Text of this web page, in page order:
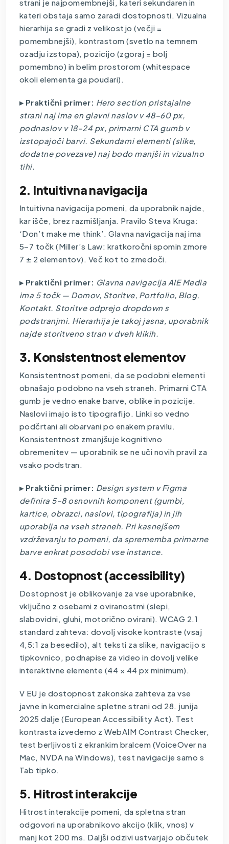
strani je najpomembnejši, kateri sekundaren in
kateri obstaja samo zaradi dostopnosti. Vizualna
hierarhija se gradi z velikostjo (večji =
pomembnejši), kontrastom (svetlo na temnem
ozadju izstopa), pozicijo (zgoraj = bolj
pomembno) in belim prostorom (whitespace
okoli elementa ga poudari).
▸ Praktični primer: Hero section pristajalne
strani naj ima en glavni naslov v 48–60 px,
podnaslov v 18–24 px, primarni CTA gumb v
izstopajoči barvi. Sekundarni elementi (slike,
dodatne povezave) naj bodo manjši in vizualno
tihi.
2. Intuitivna navigacija
Intuitivna navigacija pomeni, da uporabnik najde,
kar išče, brez razmišljanja. Pravilo Steva Kruga:
‘Don’t make me think’. Glavna navigacija naj ima
5–7 točk (Miller’s Law: kratkoročni spomin zmore
7 ± 2 elementov). Več kot to zmedoči.
▸ Praktični primer: Glavna navigacija AIE Media
ima 5 točk — Domov, Storitve, Portfolio, Blog,
Kontakt. Storitve odprejo dropdown s
podstranjmi. Hierarhija je takoj jasna, uporabnik
najde storitveno stran v dveh klikih.
3. Konsistentnost elementov
Konsistentnost pomeni, da se podobni elementi
obnašajo podobno na vseh straneh. Primarni CTA
gumb je vedno enake barve, oblike in pozicije.
Naslovi imajo isto tipografijo. Linki so vedno
podčrtani ali obarvani po enakem pravilu.
Konsistentnost zmanjšuje kognitivno
obremenitev — uporabnik se ne uči novih pravil za
vsako podstran.
▸ Praktični primer: Design system v Figma
definira 5–8 osnovnih komponent (gumbi,
kartice, obrazci, naslovi, tipografija) in jih
uporablja na vseh straneh. Pri kasnejšem
vzdrževanju to pomeni, da sprememba primarne
barve enkrat posodobi vse instance.
4. Dostopnost (accessibility)
Dostopnost je oblikovanje za vse uporabnike,
vključno z osebami z oviranostmi (slepi,
slabovidni, gluhi, motorično ovirani). WCAG 2.1
standard zahteva: dovolj visoke kontraste (vsaj
4,5:1 za besedilo), alt teksti za slike, navigacijo s
tipkovnico, podnapise za video in dovolj velike
interaktivne elemente (44 × 44 px minimum).
V EU je dostopnost zakonska zahteva za vse
javne in komercialne spletne strani od 28. junija
2025 dalje (European Accessibility Act). Test
kontrasta izvedemo z WebAIM Contrast Checker,
test berljivosti z ekrankim bralcem (VoiceOver na
Mac, NVDA na Windows), test navigacije samo s
Tab tipko.
5. Hitrost interakcije
Hitrost interakcije pomeni, da spletna stran
odgovori na uporabnikovo akcijo (klik, vnos) v
manj kot 200 ms. Daljši odzivi ustvarjajo občutek